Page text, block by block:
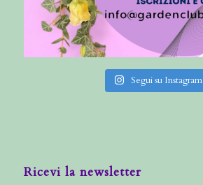
Segui su Instagram
Ricevi la newsletter